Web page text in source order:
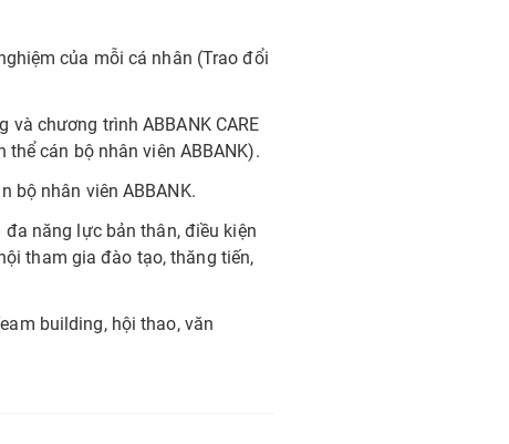
của mỗi cá nhân (Trao đổi
chương trình ABBANK CARE
cán bộ nhân viên ABBANK).
bộ nhân viên ABBANK.
năng lực bản thân, điều kiện
tham gia đào tạo, thăng tiến,
building, hội thao, văn